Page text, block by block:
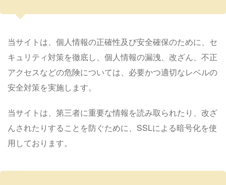
当サイトは、個人情報の正確性及び安全確保のために、セ
キュリティ対策を徹底し、個人情報の漏洩、改ざん、不正
アクセスなどの危険については、必要かつ適切なレベルの
安全対策を実施します。
当サイトは、第三者に重要な情報を読み取られたり、改ざ
んされたりすることを防ぐために、SSLによる暗号化を使
用しております。